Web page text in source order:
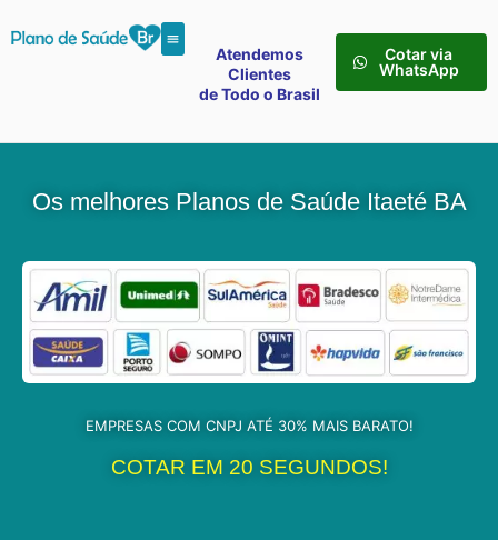
Atendemos
Clientes
de Todo o Brasil
Cotar via
WhatsApp
Os melhores Planos de Saúde Itaeté BA
EMPRESAS COM CNPJ ATÉ 30% MAIS BARATO!
COTAR EM 20 SEGUNDOS!​